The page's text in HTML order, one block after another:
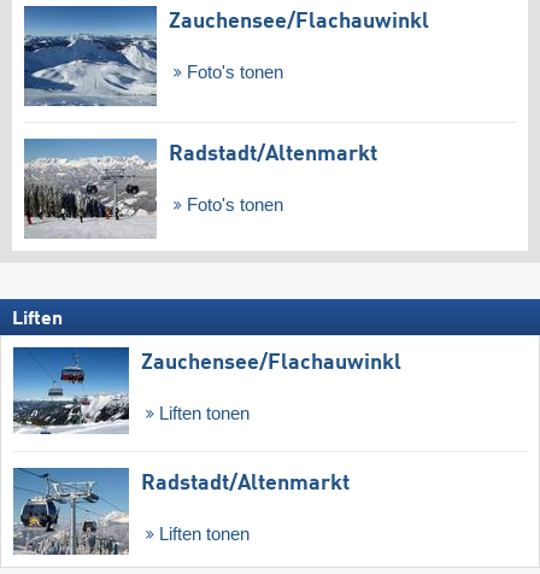
Zauchensee/​Flachauwinkl
Foto's tonen
Radstadt/​Altenmarkt
Foto's tonen
Liften
Zauchensee/​Flachauwinkl
Liften tonen
Radstadt/​Altenmarkt
Liften tonen